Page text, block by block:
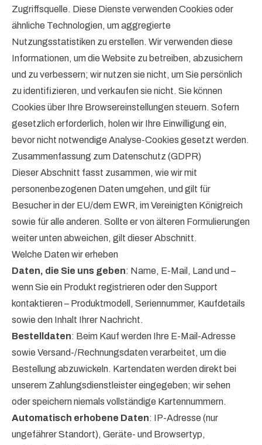
Zugriffsquelle. Diese Dienste verwenden Cookies oder
ähnliche Technologien, um aggregierte
Nutzungsstatistiken zu erstellen. Wir verwenden diese
Informationen, um die Website zu betreiben, abzusichern
und zu verbessern; wir nutzen sie nicht, um Sie persönlich
zu identifizieren, und verkaufen sie nicht. Sie können
Cookies über Ihre Browsereinstellungen steuern. Sofern
gesetzlich erforderlich, holen wir Ihre Einwilligung ein,
bevor nicht notwendige Analyse-Cookies gesetzt werden.
Zusammenfassung zum Datenschutz (GDPR)
Dieser Abschnitt fasst zusammen, wie wir mit
personenbezogenen Daten umgehen, und gilt für
Besucher in der EU/dem EWR, im Vereinigten Königreich
sowie für alle anderen. Sollte er von älteren Formulierungen
weiter unten abweichen, gilt dieser Abschnitt.
Welche Daten wir erheben
Daten, die Sie uns geben: Name, E-Mail, Land und –
wenn Sie ein Produkt registrieren oder den Support
kontaktieren – Produktmodell, Seriennummer, Kaufdetails
sowie den Inhalt Ihrer Nachricht.
Bestelldaten: Beim Kauf werden Ihre E-Mail-Adresse
sowie Versand-/Rechnungsdaten verarbeitet, um die
Bestellung abzuwickeln. Kartendaten werden direkt bei
unserem Zahlungsdienstleister eingegeben; wir sehen
oder speichern niemals vollständige Kartennummern.
Automatisch erhobene Daten: IP-Adresse (nur
ungefährer Standort), Geräte- und Browsertyp,